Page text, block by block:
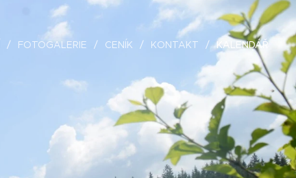
FOTOGALERIE CENÍK KONTAKT KALENDÁŘ